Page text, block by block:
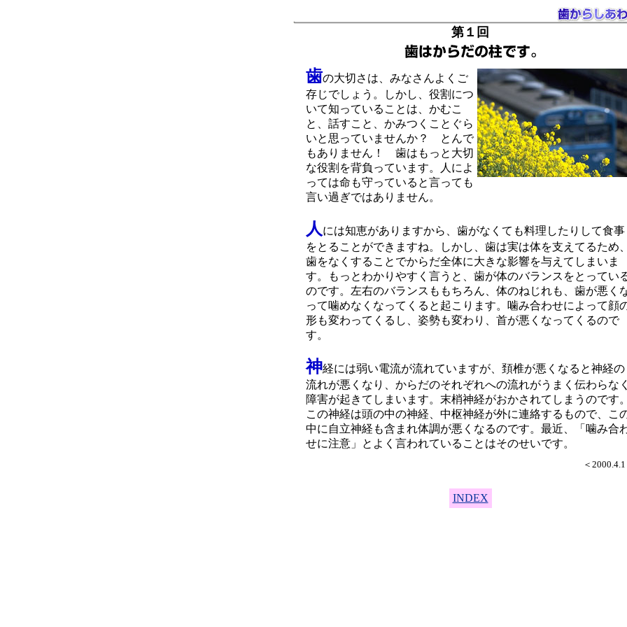
第１回
歯の大切さは、みなさんよくご
存じでしょう。しかし、役割につ
いて知っていることは、かむこ
と、話すこと、かみつくことぐら
いと思っていませんか？ とんで
もありません！ 歯はもっと大切
な役割を背負っています。人によ
っては命も守っていると言っても
言い過ぎではありません。
人 には知恵がありますから、歯がなくても料理したりして食事
をとることができますね。しかし、歯は実は体を支えてるため、
歯をなくすることでからだ全体に大きな影響を与えてしまいま
す。もっとわかりやすく言うと、歯が体のバランスをとってい
のです。左右のバランスももちろん、体のねじれも、歯が悪く
って噛めなくなってくると起こります。噛み合わせによって顔
形も変わってくるし、姿勢も変わり、首が悪くなってくるので
す。
神経には弱い電流が流れていますが、頚椎が悪くなると神経の
流れが悪くなり、からだのそれぞれへの流れがうまく伝わらなく
障害が起きてしまいます。末梢神経がおかされてしまうのです。
この神経は頭の中の神経、中枢神経が外に連絡するもので、こ
中に自立神経も含まれ体調が悪くなるのです。最近、「噛み合
せに注意」とよく言われていることはそのせいです。
＜2000.4.1
INDEX